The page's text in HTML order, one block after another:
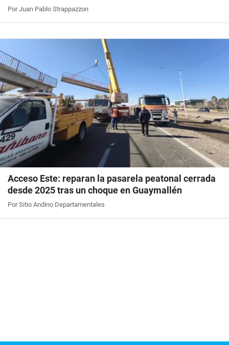
Por Juan Pablo Strappazzon
Acceso Este: reparan la pasarela peatonal cerrada
desde 2025 tras un choque en Guaymallén
Por Sitio Andino Departamentales